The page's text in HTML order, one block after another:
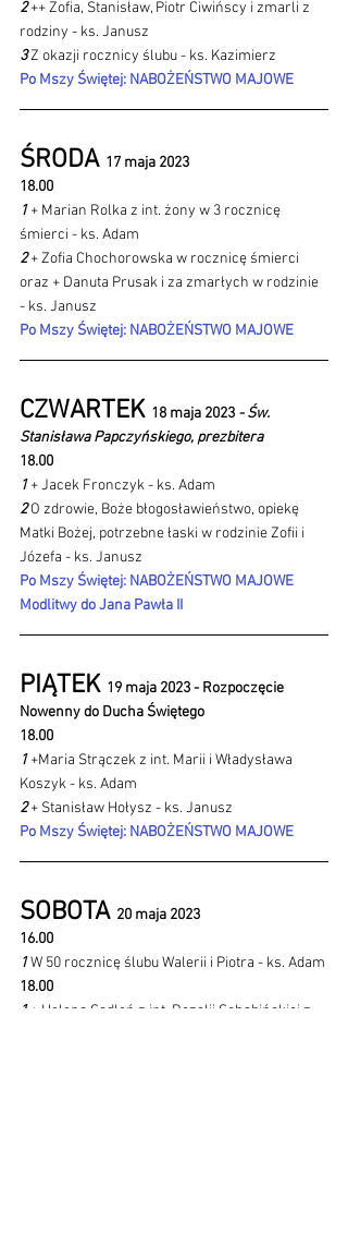
2 ++ Zofia, Stanisław, Piotr Ciwińscy i zmarli z
rodziny - ks. Janusz
3 Z okazji rocznicy ślubu - ks. Kazimierz
Po Mszy Świętej: NABOŻEŃSTWO MAJOWE
ŚRODA 17 maja 2023
18.00
1 + Marian Rolka z int. żony w 3 rocznicę
śmierci - ks. Adam
2 + Zofia Chochorowska w rocznicę śmierci
oraz + Danuta Prusak i za zmarłych w rodzinie
- ks. Janusz
Po Mszy Świętej: NABOŻEŃSTWO MAJOWE
CZWARTEK 18 maja 2023 - Św.
Stanisława Papczyńskiego, prezbitera
18.00
1 + Jacek Fronczyk - ks. Adam
2 O zdrowie, Boże błogosławieństwo, opiekę
Matki Bożej, potrzebne łaski w rodzinie Zofii i
Józefa - ks. Janusz
Po Mszy Świętej: NABOŻEŃSTWO MAJOWE
Modlitwy do Jana Pawła II
PIĄTEK 19 maja 2023 - Rozpoczęcie
Nowenny do Ducha Świętego
18.00
1 +Maria Strączek z int. Marii i Władysława
Koszyk - ks. Adam
2 + Stanisław Hołysz - ks. Janusz
Po Mszy Świętej: NABOŻEŃSTWO MAJOWE
SOBOTA 20 maja 2023
16.00
1 W 50 rocznicę ślubu Walerii i Piotra - ks. Adam
18.00
1 + Helena Sadłoń z int. Rozalii Schabińskiej z